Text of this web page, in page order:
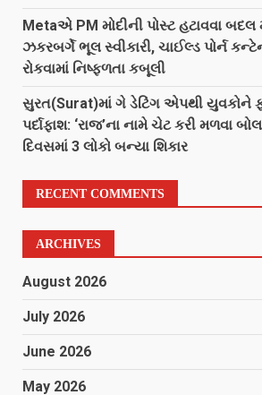
Metaએ PM મોદીની પોસ્ટ હટાવવા બદલ
ઝકરબર્ગે ભૂલ સ્વીકારી, ચાઈલ્ડ પોર્ન
રોકવામાં નિષ્ફળતા કબૂલી
સુરત(Surat)માં ગે ડેટિંગ એપથી યુવકોને
પર્દાફાશ: ‘રાજ’ના નામે ચેટ કરી મળવા
દિવસમાં 3 લોકો બન્યા શિકાર
RECENT COMMENTS
ARCHIVES
August 2026
July 2026
June 2026
May 2026